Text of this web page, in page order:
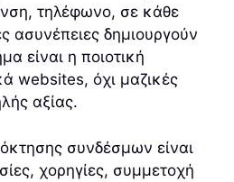
τηλέφωνο, σε κάθε
ασυνέπειες δημιουργούν
είναι η ποιοτική
websites, όχι μαζικές
αξίας.
συνδέσμων είναι
χορηγίες, συμμετοχή